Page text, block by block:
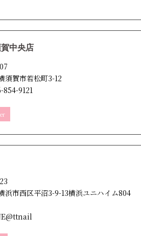
中央店
須賀市若松町3-12
854-9121
浜市西区平沼3-9-13横浜ユニハイム804